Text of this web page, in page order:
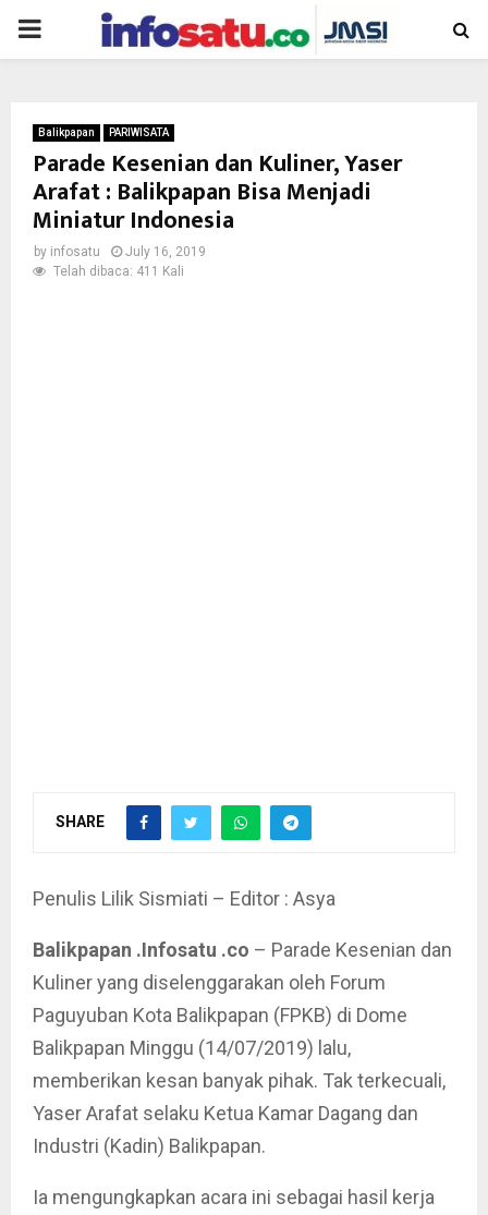
PRIMARY
Balikpapan PARIWISATA
Parade Kesenian dan Kuliner, Yaser
Arafat : Balikpapan Bisa Menjadi
Miniatur Indonesia
by infosatu
July 16, 2019
Telah dibaca: 411 Kali
SHARE
Penulis Lilik Sismiati – Editor : Asya
Balikpapan .Infosatu .co – Parade Kesenian dan
Kuliner yang diselenggarakan oleh Forum
Paguyuban Kota Balikpapan (FPKB) di Dome
Balikpapan Minggu (14/07/2019) lalu,
memberikan kesan banyak pihak. Tak terkecuali,
Yaser Arafat selaku Ketua Kamar Dagang dan
Industri (Kadin) Balikpapan.
Ia mengungkapkan acara ini sebagai hasil kerja